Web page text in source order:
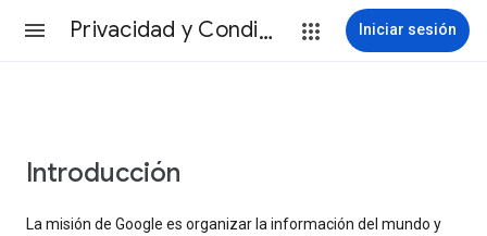
Privacidad y Condiciones Iniciar sesión
Introducción
La misión de Google es organizar la información del mundo y